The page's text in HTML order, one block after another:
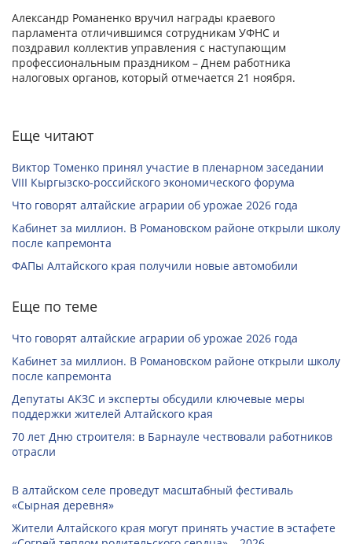
Александр Романенко вручил награды краевого
парламента отличившимся сотрудникам УФНС и
поздравил коллектив управления с наступающим
профессиональным праздником – Днем работника
налоговых органов, который отмечается 21 ноября.
Еще читают
Виктор Томенко принял участие в пленарном заседании
VIII Кыргызско-российского экономического форума
Что говорят алтайские аграрии об урожае 2026 года
Кабинет за миллион. В Романовском районе открыли школу
после капремонта
ФАПы Алтайского края получили новые автомобили
Еще по теме
Что говорят алтайские аграрии об урожае 2026 года
Кабинет за миллион. В Романовском районе открыли школу
после капремонта
Депутаты АКЗС и эксперты обсудили ключевые меры
поддержки жителей Алтайского края
70 лет Дню строителя: в Барнауле чествовали работников
отрасли
В алтайском селе проведут масштабный фестиваль
«Сырная деревня»
Жители Алтайского края могут принять участие в эстафете